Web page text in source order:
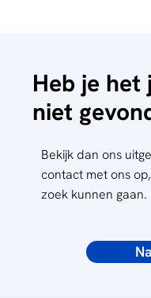
Heb je het
niet
Bekijk dan ons
contact met ons
zoek kunnen gaan.